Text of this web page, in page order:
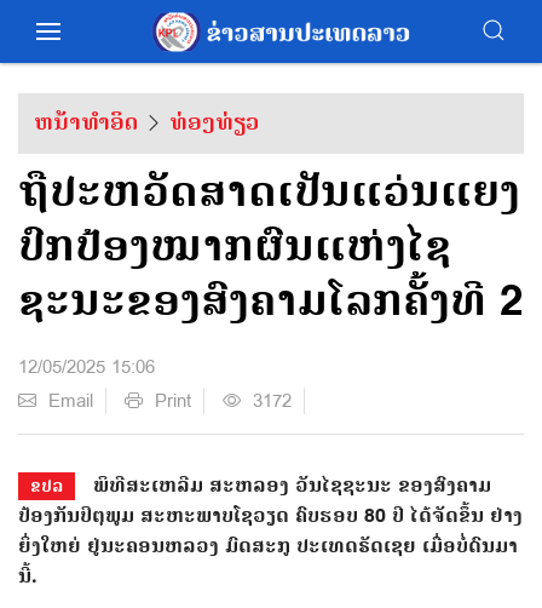
ຫນ້າທຳອິດ ທ່ອງທ່ຽວ
ຖືປະຫວັດສາດເປັນແວ່ນແຍງ
ປົກປ້ອງໝາກຜົນແຫ່ງໄຊ
ຊະນະຂອງສົງຄາມໂລກຄັ້ງທີ 2
12/05/2025 15:06
Email
Print 3172
ຂປລ
ພິ​ທີ​ສະ​ເຫລີມ ​ສະຫລອງ ວັນ​ໄຊ​ຊະ​ນະ​ ຂອງ​ສົງ​ຄາມ ​
ປ້ອງ​ກັນ​ປິ​ຕຸ​ພູມ ສະ​ຫະ​ພາບ​ໂຊ​ວຽດ ​ຄົບ​ຮອບ 80 ປີ ໄດ້​ຈັດ​ຂຶ້ນ ​ຢ່າງ​
ຍິ່ງໃຫຍ່ ຢູ່​ນະ​ຄອນຫລວງ​ ມົ​ດສະ​ກູ ​ປະ​ເທດ​ຣັດ​ເຊຍ ເມື່ອບໍ່ດົນມາ
ນີ້.